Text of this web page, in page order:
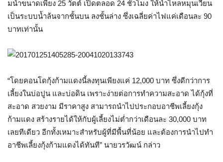
มน้ำขนาดเพียง 25 วัตต์ เปิดตลอด 24 ชั่วโมง ให้น้ำไหลหมุนเวียน
เป็นระบบน้ำล้นจากชั้นบน ลงชั้นล่าง ซึ่งเฉลี่ยค่าไฟแค่เดือนละ 90
บาทเท่านั้น
“โดยคอนโดกุ้งก้ามแดงนี้ลงทุนเพียงแค่ 12,000 บาท ซึ่งดีกว่าการ
เลี้ยงในบ่อปูน และบ่อดิน เพราะง่ายต่อการทำความสะอาด ได้กุ้งที่
สะอาด สวยงาม มีราคาสูง สามารถนำไปประกอบอาชีพเลี้ยงกุ้ง
ก้ามแดง สร้างรายได้ให้กับผู้เลี้ยงไม่ต่ำกว่าเดือนละ 30,000 บาท
เลยทีเดียว อีกทั้งเหมาะสำหรับผู้ที่มีพื้นที่น้อย และต้องการนำไปทำ
อาชีพเลี้ยงกุ้งก้ามแดงได้ทันที” นายวรวัฒน์ กล่าว